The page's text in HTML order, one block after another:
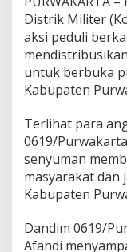
Distrik Militer
aksi peduli
untuk berbuka
Kabupaten
Terlihat para
0619/
senyuman
masyarakat dan
Kabupaten
Dandim 0619/
Afandi